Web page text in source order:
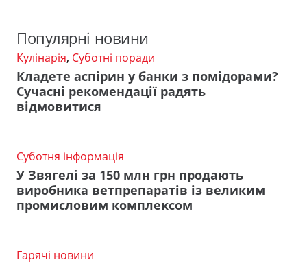
Популярні новини
Кулінарія, Суботні поради
Кладете аспірин у банки з помідорами?
Сучасні рекомендації радять
відмовитися
Суботня інформація
У Звягелі за 150 млн грн продають
виробника ветпрепаратів із великим
промисловим комплексом
Гарячі новини